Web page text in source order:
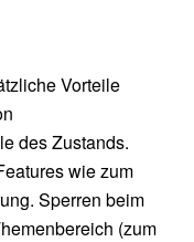
Vorteile
des Zustands.
wie zum
Sperren beim
(zum